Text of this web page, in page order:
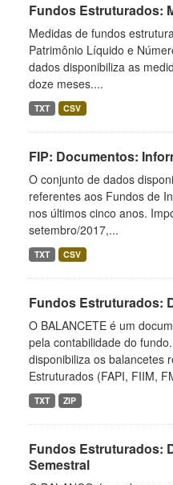
Fundos Estruturados:
Medidas de fundos
Patrimônio Líquido e
dados disponibiliza as
doze meses....
TXT CSV
FIP: Documentos:
O conjunto de dados
referentes aos Fundos de
nos últimos cinco anos.
setembro/2017,...
TXT CSV
Fundos Estruturados:
O BALANCETE é um
pela contabilidade do
disponibiliza os balancetes
Estruturados (FAPI, FIIM,
TXT ZIP
Fundos Estruturados:
Semestral